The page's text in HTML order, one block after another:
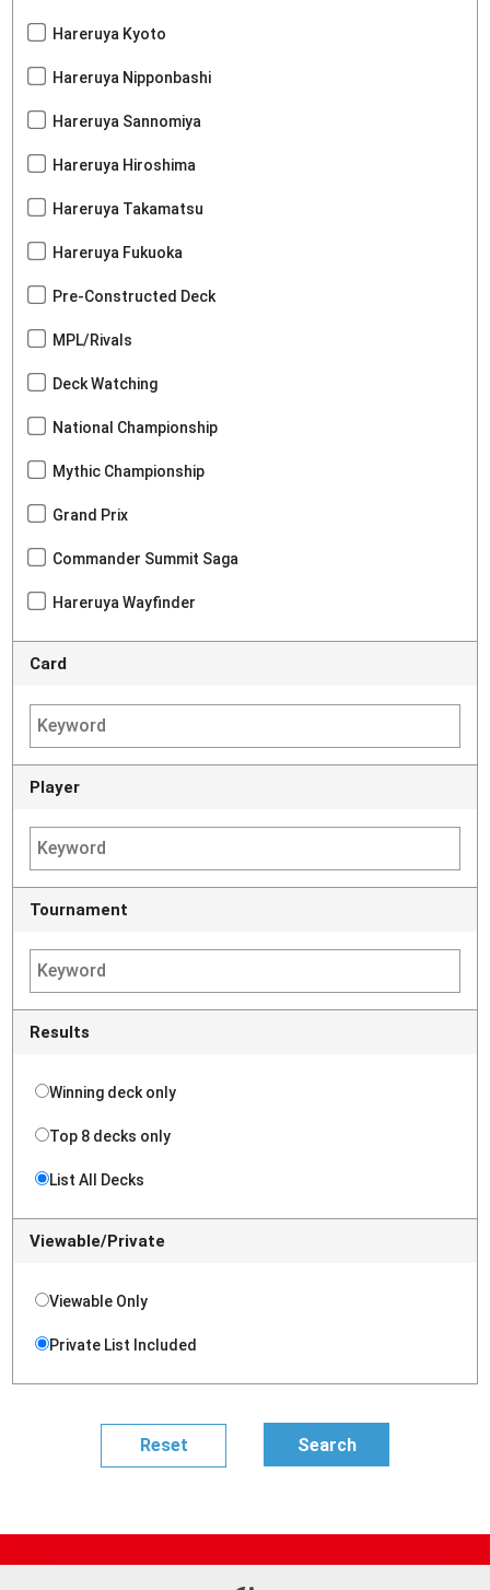
Hareruya Kyoto
Hareruya Nipponbashi
Hareruya Sannomiya
Hareruya Hiroshima
Hareruya Takamatsu
Hareruya Fukuoka
Pre-Constructed Deck
MPL/Rivals
Deck Watching
National Championship
Mythic Championship
Grand Prix
Commander Summit Saga
Hareruya Wayfinder
Card
Player
Tournament
Results
Winning deck only
Top 8 decks only
List All Decks
Viewable/Private
Viewable Only
Private List Included